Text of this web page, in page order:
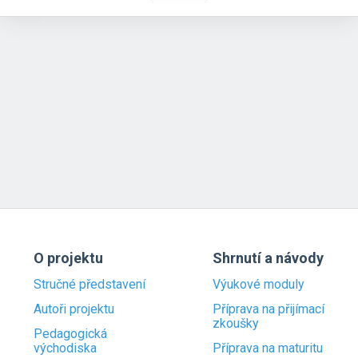
O projektu
Stručné představení
Autoři projektu
Pedagogická
východiska
Shrnutí a návody
Výukové moduly
Příprava na přijímací
zkoušky
Příprava na maturitu